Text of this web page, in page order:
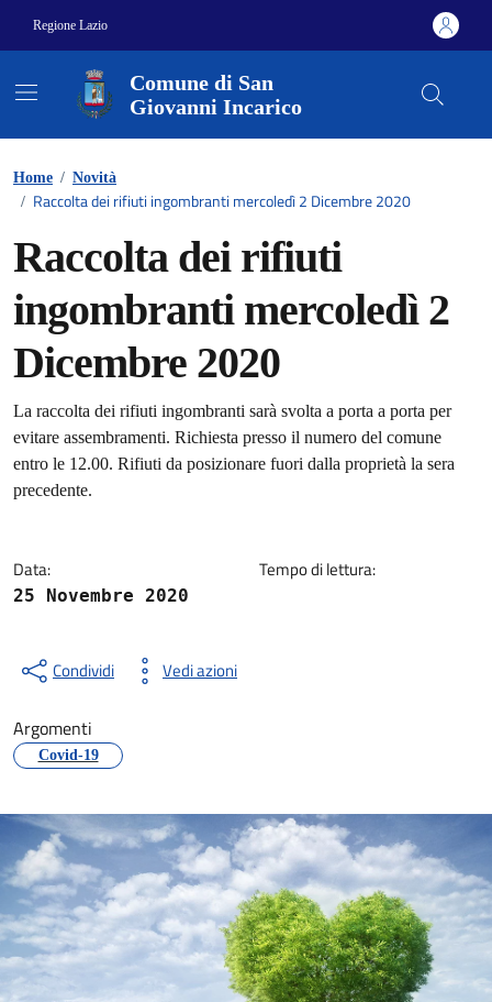
Regione Lazio
Comune di San
Giovanni Incarico
Home / Novità
/ Raccolta dei rifiuti ingombranti mercoledì 2 Dicembre 2020
Raccolta dei rifiuti
ingombranti mercoledì 2
Dicembre 2020
Dettagli della notizia
La raccolta dei rifiuti ingombranti sarà svolta a porta a porta per
evitare assembramenti. Richiesta presso il numero del comune
entro le 12.00. Rifiuti da posizionare fuori dalla proprietà la sera
precedente.
Data:
25 Novembre 2020
Tempo di lettura:
Condividi Vedi azioni
Argomenti
Covid-19